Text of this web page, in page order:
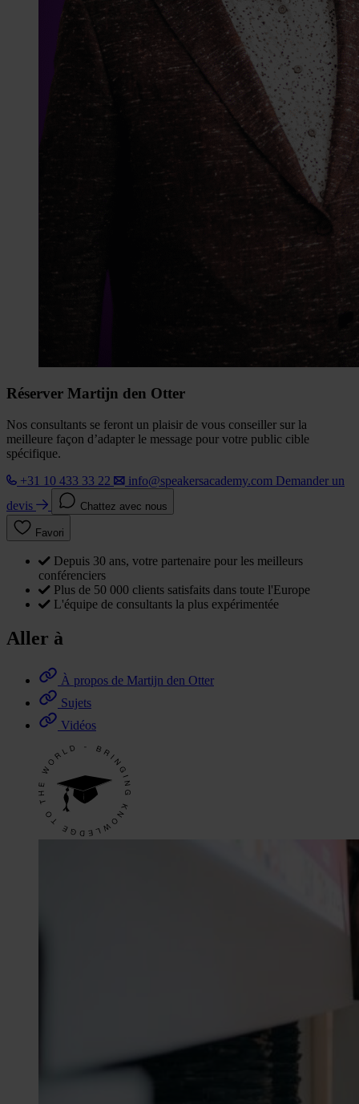
Réserver Martijn den Otter
Nos consultants se feront un plaisir de vous conseiller sur la
meilleure façon d’adapter le message pour votre public cible
spécifique.
+31 10 433 33 22
info@speakersacademy.com Demander un
devis
Chattez avec nous
Favori
Depuis 30 ans, votre partenaire pour les meilleurs
conférenciers
Plus de 50 000 clients satisfaits dans toute l'Europe
L'équipe de consultants la plus expérimentée
Aller à
À propos de Martijn den Otter
Sujets
Vidéos